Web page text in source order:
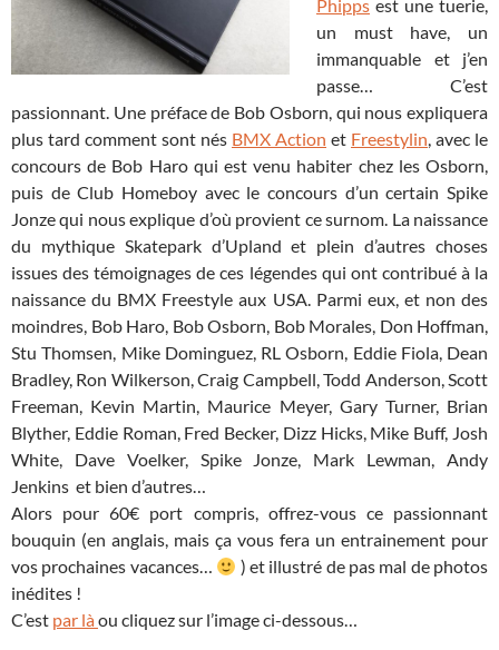
Phipps est une tuerie,
un must have, un
immanquable et j’en
passe… C’est
passionnant. Une préface de Bob Osborn, qui nous expliquera
plus tard comment sont nés BMX Action et Freestylin, avec le
concours de Bob Haro qui est venu habiter chez les Osborn,
puis de Club Homeboy avec le concours d’un certain Spike
Jonze qui nous explique d’où provient ce surnom. La naissance
du mythique Skatepark d’Upland et plein d’autres choses
issues des témoignages de ces légendes qui ont contribué à la
naissance du BMX Freestyle aux USA. Parmi eux, et non des
moindres, Bob Haro, Bob Osborn, Bob Morales, Don Hoffman,
Stu Thomsen, Mike Dominguez, RL Osborn, Eddie Fiola, Dean
Bradley, Ron Wilkerson, Craig Campbell, Todd Anderson, Scott
Freeman, Kevin Martin, Maurice Meyer, Gary Turner, Brian
Blyther, Eddie Roman, Fred Becker, Dizz Hicks, Mike Buff, Josh
White, Dave Voelker, Spike Jonze, Mark Lewman, Andy
Jenkins et bien d’autres…
Alors pour 60€ port compris, offrez-vous ce passionnant
bouquin (en anglais, mais ça vous fera un entrainement pour
vos prochaines vacances…
) et illustré de pas mal de photos
inédites !
C’est par làou cliquez sur l’image ci-dessous…